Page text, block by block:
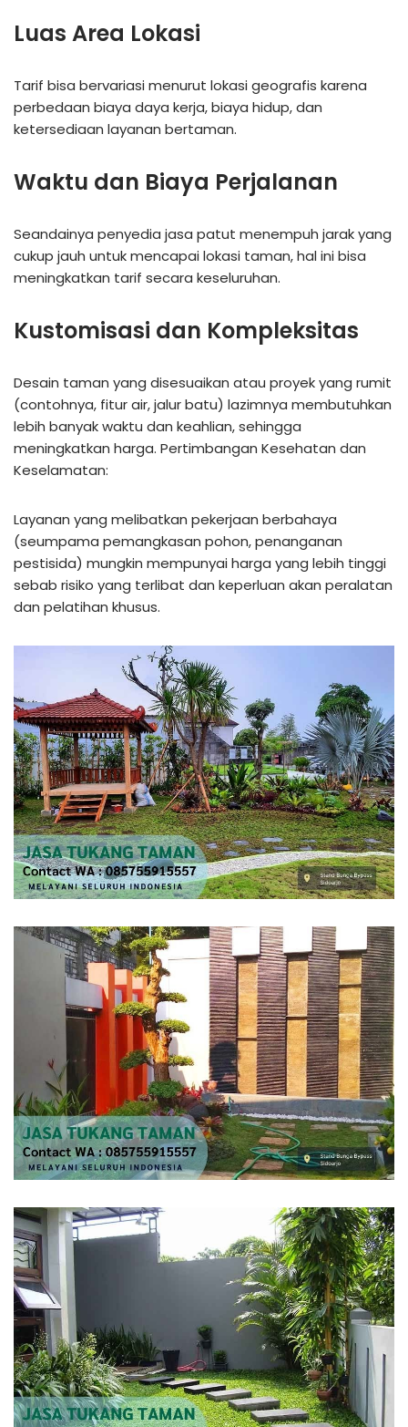
Luas Area Lokasi
Tarif bisa bervariasi menurut lokasi geografis karena
perbedaan biaya daya kerja, biaya hidup, dan
ketersediaan layanan bertaman.
Waktu dan Biaya Perjalanan
Seandainya penyedia jasa patut menempuh jarak yang
cukup jauh untuk mencapai lokasi taman, hal ini bisa
meningkatkan tarif secara keseluruhan.
Kustomisasi dan Kompleksitas
Desain taman yang disesuaikan atau proyek yang rumit
(contohnya, fitur air, jalur batu) lazimnya membutuhkan
lebih banyak waktu dan keahlian, sehingga
meningkatkan harga. Pertimbangan Kesehatan dan
Keselamatan:
Layanan yang melibatkan pekerjaan berbahaya
(seumpama pemangkasan pohon, penanganan
pestisida) mungkin mempunyai harga yang lebih tinggi
sebab risiko yang terlibat dan keperluan akan peralatan
dan pelatihan khusus.